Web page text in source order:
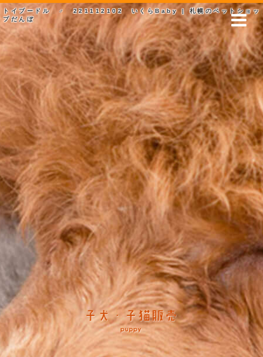
トイプードル ♂ 221112102 いくらBaby | 札幌のペットショッ
プだんぼ